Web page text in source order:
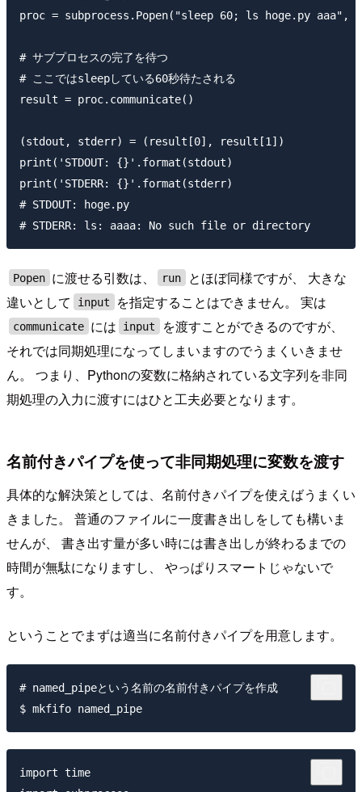
proc = subprocess.Popen("sleep 60; ls hoge.py aaa",
# サブプロセスの完了を待つ
# ここではsleepしている60秒待たされる
result = proc.communicate()
(stdout, stderr) = (result[0], result[1])
print('STDOUT: {}'.format(stdout)
print('STDERR: {}'.format(stderr)
# STDOUT: hoge.py
Popen に渡せる引数は、 run
とほぼ同様ですが、 大きな
違いとして
input を指定することはできません。 実は
communicate には input
を渡すことができるのですが、
それでは同期処理になってしまいますのでうまくいきませ
ん。 つまり、Pythonの変数に格納されている文字列を非同
期処理の入力に渡すにはひと工夫必要となります。
名前付きパイプを使って非同期処理に変数を渡す
具体的な解決策としては、名前付きパイプを使えばうまくい
きました。 普通のファイルに一度書き出しをしても構いま
せんが、 書き出す量が多い時には書き出しが終わるまでの
時間が無駄になりますし、 やっぱりスマートじゃないで
す。
ということでまずは適当に名前付きパイプを用意します。
# named_pipeという名前の名前付きパイプを作成
import time